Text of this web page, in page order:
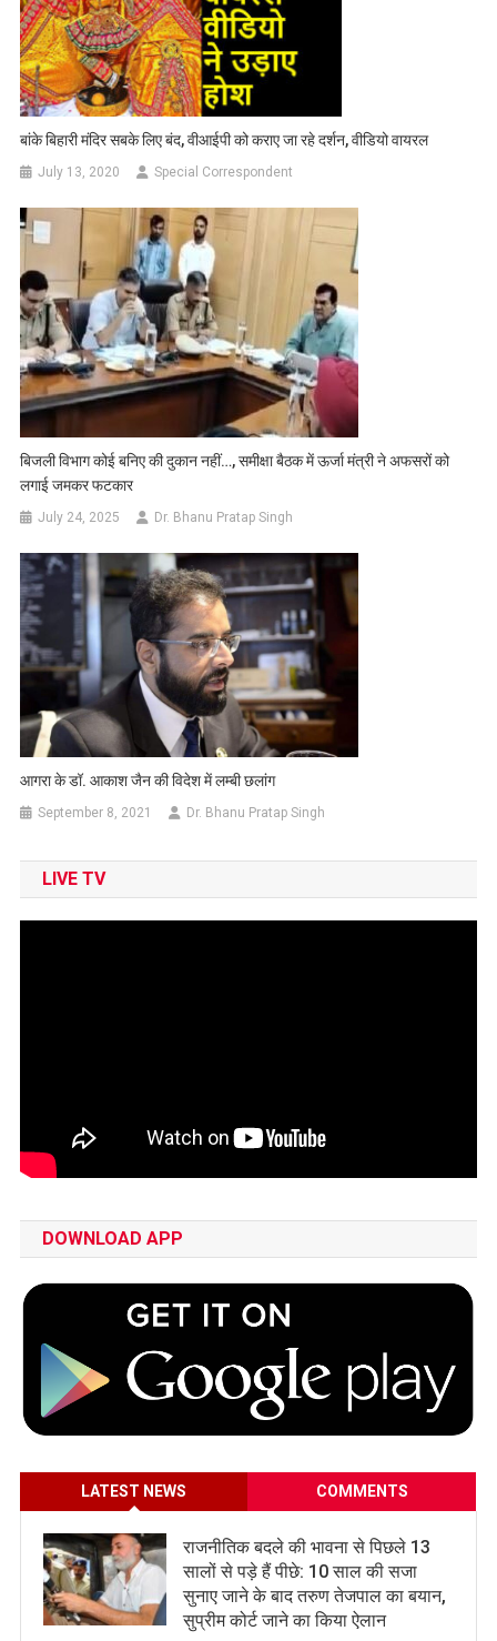
बांके बिहारी मंदिर सबके लिए बंद, वीआईपी को कराए जा रहे दर्शन, वीडियो वायरल
July 13, 2020 Special Correspondent
बिजली विभाग कोई बनिए की दुकान नहीं…, समीक्षा बैठक में ऊर्जा मंत्री ने अफसरों को
लगाई जमकर फटकार
July 24, 2025 Dr. Bhanu Pratap Singh
आगरा के डॉ. आकाश जैन की विदेश में लम्बी छलांग
September 8, 2021 Dr. Bhanu Pratap Singh
LIVE TV
DOWNLOAD APP
LATEST NEWS COMMENTS
राजनीतिक बदले की भावना से पिछले 13
सालों से पड़े हैं पीछे: 10 साल की सजा
सुनाए जाने के बाद तरुण तेजपाल का बयान,
सुप्रीम कोर्ट जाने का किया ऐलान